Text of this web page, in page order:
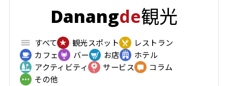
Danangde観光
すべて 観光スポット
レストラン
カフェ
バー お店
ホテル
アクティビティ
サービス
コラム
その他